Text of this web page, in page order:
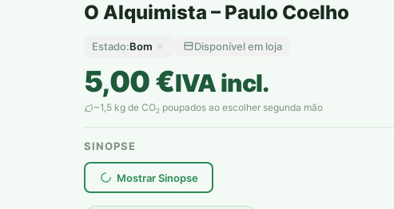
O Alquimista – Paulo Coelho
Estado:Bom Disponível em loja
5,00€IVA incl.
~1,5 kg de CO2 poupados ao escolher segunda mão
SINOPSE
Mostrar Sinopse
plantar árvores reais